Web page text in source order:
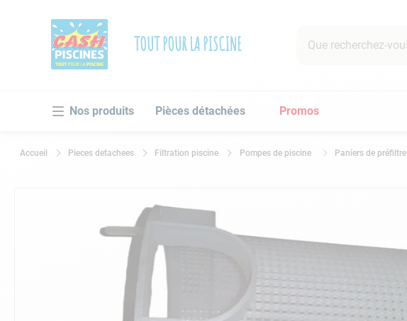
TOUT POUR LA PISCINE
Pièces détachées Promos
Pieces detachees Filtration piscine Pompes de piscine Paniers de préfiltre
1.
pompe filtration piscine
6.
8 .
skimmer
9 .
aspirateur piscine